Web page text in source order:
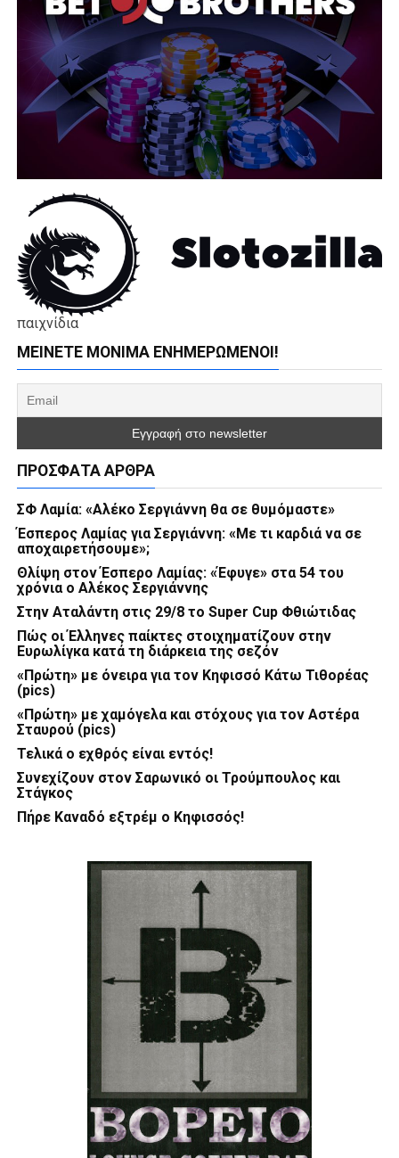
παιχνίδια
ΜΕΊΝΕΤΕ ΜΌΝΙΜΑ ΕΝΗΜΕΡΏΜΕΝΟΙ!
ΠΡΌΣΦΑΤΑ ΆΡΘΡΑ
ΣΦ Λαμία: «Αλέκο Σεργιάννη θα σε θυμόμαστε»
Έσπερος Λαμίας για Σεργιάννη: «Με τι καρδιά να σε
αποχαιρετήσουμε»;
Θλίψη στον Έσπερο Λαμίας: «Έφυγε» στα 54 του
χρόνια ο Αλέκος Σεργιάννης
Στην Αταλάντη στις 29/8 το Super Cup Φθιώτιδας
Πώς οι Έλληνες παίκτες στοιχηματίζουν στην
Ευρωλίγκα κατά τη διάρκεια της σεζόν
«Πρώτη» με όνειρα για τον Κηφισσό Κάτω Τιθορέας
(pics)
«Πρώτη» με χαμόγελα και στόχους για τον Αστέρα
Σταυρού (pics)
Τελικά ο εχθρός είναι εντός!
Συνεχίζουν στον Σαρωνικό οι Τρούμπουλος και
Στάγκος
Πήρε Καναδό εξτρέμ ο Κηφισσός!